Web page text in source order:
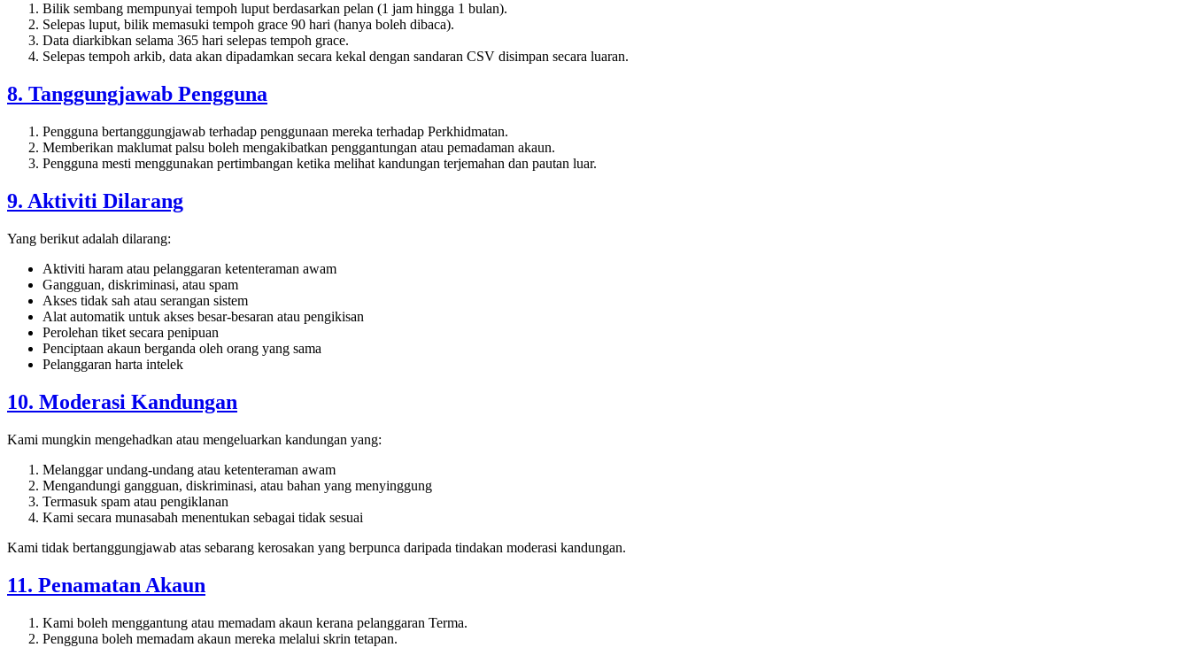
Bilik sembang mempunyai tempoh luput berdasarkan pelan (1 jam hingga 1 bulan).
Selepas luput, bilik memasuki tempoh grace 90 hari (hanya boleh dibaca).
Data diarkibkan selama 365 hari selepas tempoh grace.
Selepas tempoh arkib, data akan dipadamkan secara kekal dengan sandaran CSV disimpan secara luaran.
8. Tanggungjawab Pengguna
Pengguna bertanggungjawab terhadap penggunaan mereka terhadap Perkhidmatan.
Memberikan maklumat palsu boleh mengakibatkan penggantungan atau pemadaman akaun.
Pengguna mesti menggunakan pertimbangan ketika melihat kandungan terjemahan dan pautan luar.
9. Aktiviti Dilarang
Yang berikut adalah dilarang:
Aktiviti haram atau pelanggaran ketenteraman awam
Gangguan, diskriminasi, atau spam
Akses tidak sah atau serangan sistem
Alat automatik untuk akses besar-besaran atau pengikisan
Perolehan tiket secara penipuan
Penciptaan akaun berganda oleh orang yang sama
Pelanggaran harta intelek
10. Moderasi Kandungan
Kami mungkin mengehadkan atau mengeluarkan kandungan yang:
Melanggar undang-undang atau ketenteraman awam
Mengandungi gangguan, diskriminasi, atau bahan yang menyinggung
Termasuk spam atau pengiklanan
Kami secara munasabah menentukan sebagai tidak sesuai
Kami tidak bertanggungjawab atas sebarang kerosakan yang berpunca daripada tindakan moderasi kandungan.
11. Penamatan Akaun
Kami boleh menggantung atau memadam akaun kerana pelanggaran Terma.
Pengguna boleh memadam akaun mereka melalui skrin tetapan.